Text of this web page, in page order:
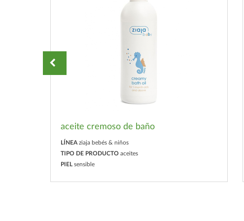
aceite cremoso de baño
LÍNEA ziaja bebés & niños
TIPO DE PRODUCTO aceites
PIEL sensible